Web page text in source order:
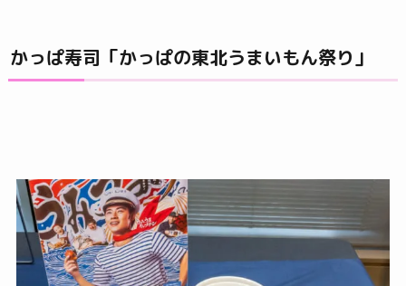
かっぱ寿司「かっぱの東北うまいもん祭り」